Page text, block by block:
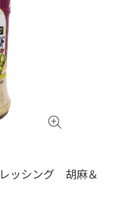
ッシング 胡麻＆